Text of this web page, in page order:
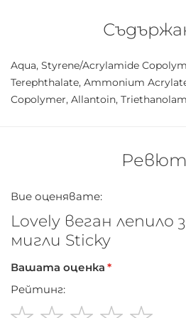
Aqua, Styrene/Acrylamide
Terephthalate, Ammonium
Copolymer, Allantoin,
Вие оценявате:
Lovely веган лепило
мигли Sticky
Вашата оценка
Рейтинг: